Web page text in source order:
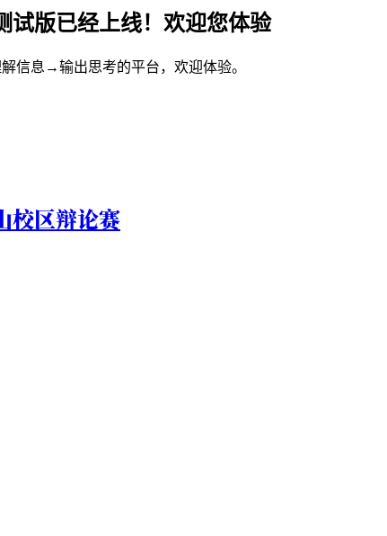
试版已经上线！欢迎您体验
信息→输出思考的平台，欢迎体验。
校区辩论赛